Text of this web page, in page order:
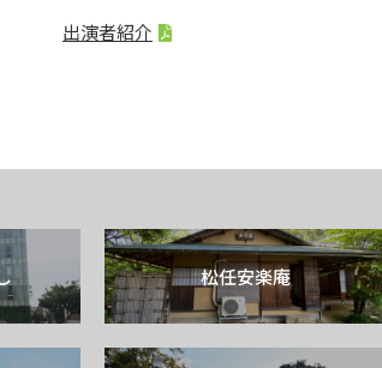
出演者紹介
松任安楽庵